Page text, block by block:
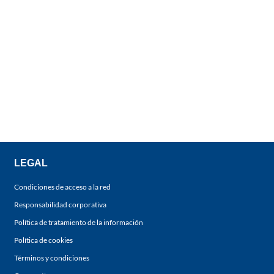
LEGAL
Condiciones de acceso a la red
Responsabilidad corporativa
Política de tratamiento de la información
Política de cookies
Términos y condiciones